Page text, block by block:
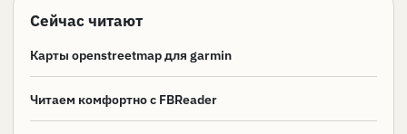
Сейчас читают
Карты openstreetmap для garmin
Читаем комфортно с FBReader